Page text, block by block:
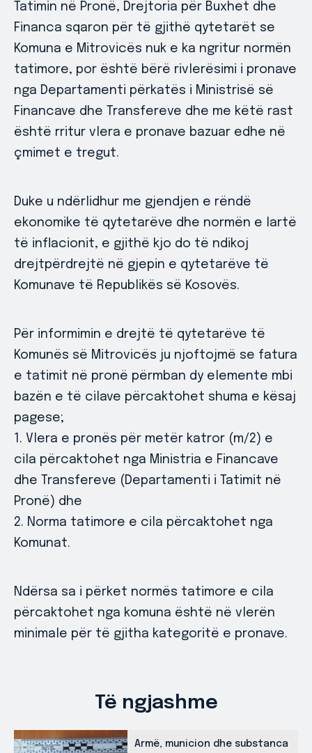
Tatimin në Pronë, Drejtoria për Buxhet dhe
Financa sqaron për të gjithë qytetarët se
Komuna e Mitrovicës nuk e ka ngritur normën
tatimore, por është bërë rivlerësimi i pronave
nga Departamenti përkatës i Ministrisë së
Financave dhe Transfereve dhe me këtë rast
është rritur vlera e pronave bazuar edhe në
çmimet e tregut.
Duke u ndërlidhur me gjendjen e rëndë
ekonomike të qytetarëve dhe normën e lartë
të inflacionit, e gjithë kjo do të ndikoj
drejtpërdrejtë në gjepin e qytetarëve të
Komunave të Republikës së Kosovës.
Për informimin e drejtë të qytetarëve të
Komunës së Mitrovicës ju njoftojmë se fatura
e tatimit në pronë përmban dy elemente mbi
bazën e të cilave përcaktohet shuma e kësaj
pagese;
1. Vlera e pronës për metër katror (m/2) e
cila përcaktohet nga Ministria e Financave
dhe Transfereve (Departamenti i Tatimit në
Pronë) dhe
2. Norma tatimore e cila përcaktohet nga
Komunat.
Ndërsa sa i përket normës tatimore e cila
përcaktohet nga komuna është në vlerën
minimale për të gjitha kategoritë e pronave.
Të ngjashme
Armë, municion dhe substanca